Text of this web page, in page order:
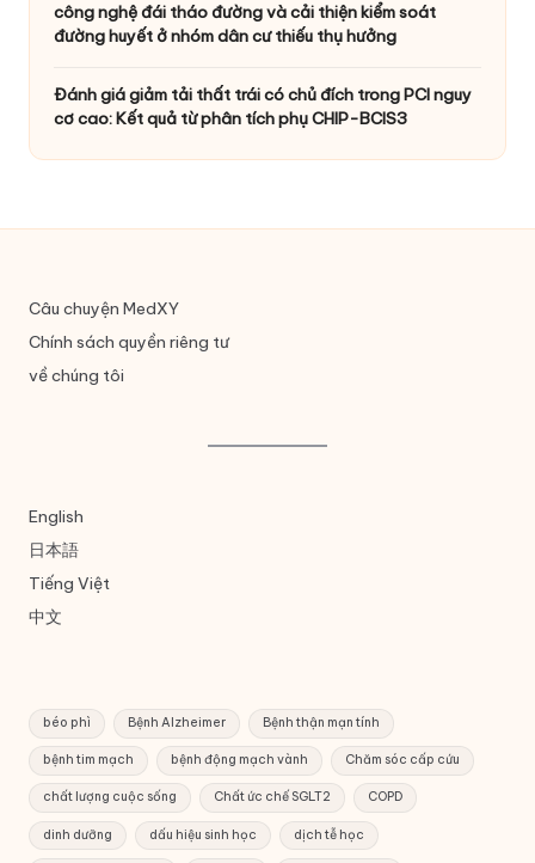
công nghệ đái tháo đường và cải thiện kiểm soát
đường huyết ở nhóm dân cư thiếu thụ hưởng
Đánh giá giảm tải thất trái có chủ đích trong PCI nguy
cơ cao: Kết quả từ phân tích phụ CHIP-BCIS3
Câu chuyện MedXY
Chính sách quyền riêng tư
về chúng tôi
English
日本語
Tiếng Việt
中文
béo phì Bệnh Alzheimer Bệnh thận mạn tính
bệnh tim mạch bệnh động mạch vành Chăm sóc cấp cứu
chất lượng cuộc sống Chất ức chế SGLT2 COPD
dinh dưỡng dấu hiệu sinh học dịch tễ học